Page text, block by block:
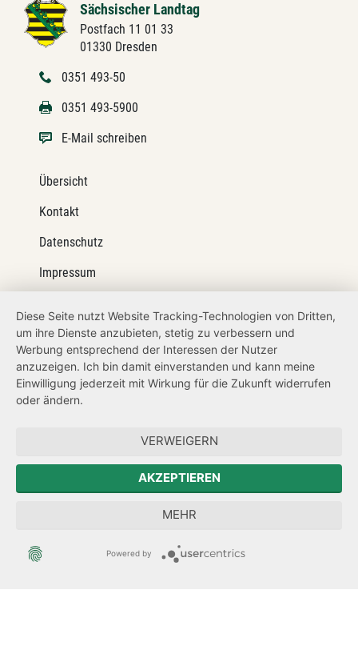
Sächsischer Landtag
Postfach 11 01 33
01330 Dresden
0351 493-50
0351 493-5900
E-Mail schreiben
Übersicht
Kontakt
Datenschutz
Impressum
Netiquette
Transparenzanspruch
Hinweisgeberschutz
Forum Mitteleuropa
Der Sächsische Integrationsbeauftragte
Sächsische Landesbeauftragte zur Aufarbeitung der SED-
Diese Seite nutzt Website Tracking-Technologien von Dritten,
um ihre Dienste anzubieten, stetig zu verbessern und
Werbung entsprechend der Interessen der Nutzer
anzuzeigen. Ich bin damit einverstanden und kann meine
Einwilligung jederzeit mit Wirkung für die Zukunft widerrufen
oder ändern.
VERWEIGERN
AKZEPTIEREN
MEHR
Powered by